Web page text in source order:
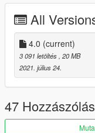
- Кельда (TSP) -
- SAS994 - livery;
headlight flasher
Installation:
1. copy the
"mods/update/x64/
2. open OpenIV,
"mods/update/
Item>dlcpacks:/
All
4.0 (current)
3 091 letöltés , 20 MB
2021. július 24.
47 Hozzászólás